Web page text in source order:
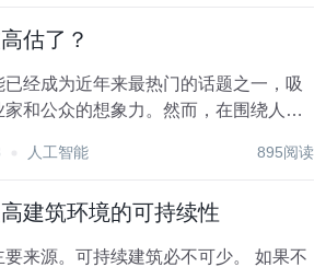
估了？
经成为近年来最热门的话题之一，吸
和公众的想象力。然而，在围绕人工
为，人工智能只是一种先进的曲线拟
人工智能 895阅读
建筑环境的可持续性
源。可持续建筑必不可少。 如果不